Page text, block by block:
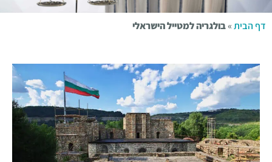
דף הבית»בולגריה למטייל הישראלי